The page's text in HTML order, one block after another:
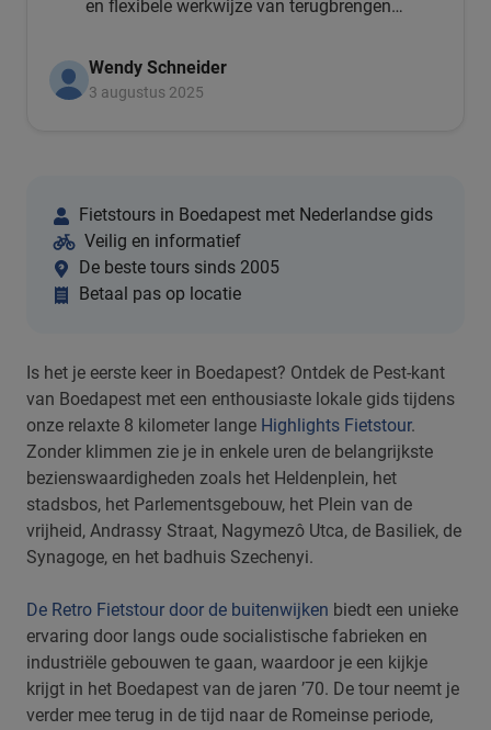
en flexibele werkwijze van terugbrengen.
Wendy Schneider
3 augustus 2025
Fietstours in Boedapest met Nederlandse gids
Veilig en informatief
De beste tours sinds 2005
Betaal pas op locatie
Is het je eerste keer in Boedapest? Ontdek de Pest-kant
van Boedapest met een enthousiaste lokale gids tijdens
onze relaxte 8 kilometer lange Highlights Fietstour.
Zonder klimmen zie je in enkele uren de belangrijkste
bezienswaardigheden zoals het Heldenplein, het
stadsbos, het Parlementsgebouw, het Plein van de
vrijheid, Andrassy Straat, Nagymezô Utca, de Basiliek, de
Synagoge, en het badhuis Szechenyi.
De Retro Fietstour door de buitenwijken biedt een unieke
ervaring door langs oude socialistische fabrieken en
industriële gebouwen te gaan, waardoor je een kijkje
krijgt in het Boedapest van de jaren ’70. De tour neemt je
verder mee terug in de tijd naar de Romeinse periode,